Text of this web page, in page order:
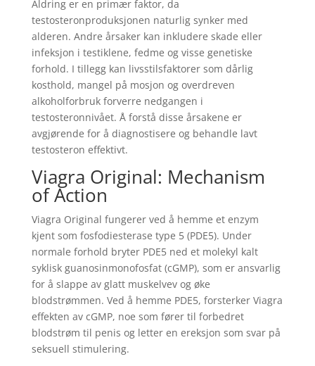
Aldring er en primær faktor, da
testosteronproduksjonen naturlig synker med
alderen. Andre årsaker kan inkludere skade eller
infeksjon i testiklene, fedme og visse genetiske
forhold. I tillegg kan livsstilsfaktorer som dårlig
kosthold, mangel på mosjon og overdreven
alkoholforbruk forverre nedgangen i
testosteronnivået. Å forstå disse årsakene er
avgjørende for å diagnostisere og behandle lavt
testosteron effektivt.
Viagra Original: Mechanism
of Action
Viagra Original fungerer ved å hemme et enzym
kjent som fosfodiesterase type 5 (PDE5). Under
normale forhold bryter PDE5 ned et molekyl kalt
syklisk guanosinmonofosfat (cGMP), som er ansvarlig
for å slappe av glatt muskelvev og øke
blodstrømmen. Ved å hemme PDE5, forsterker Viagra
effekten av cGMP, noe som fører til forbedret
blodstrøm til penis og letter en ereksjon som svar på
seksuell stimulering.